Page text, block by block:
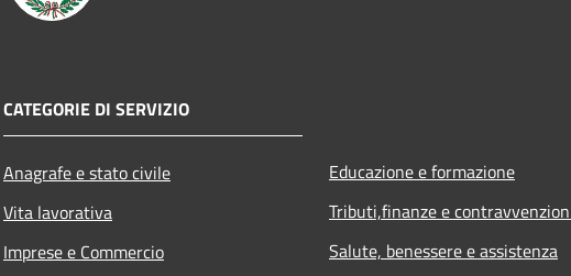
CATEGORIE DI SERVIZIO
Anagrafe e stato civile
Vita lavorativa
Imprese e Commercio
Educazione e formazione
Tributi,finanze e
Salute, benessere e assistenza